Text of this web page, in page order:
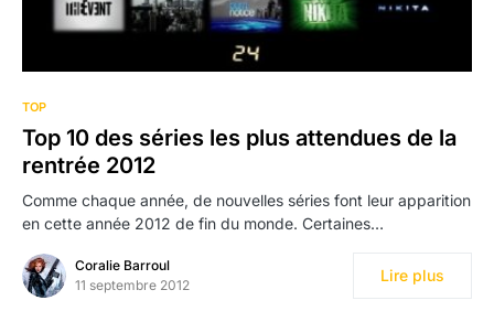
TOP
Top 10 des séries les plus attendues de la
rentrée 2012
Comme chaque année, de nouvelles séries font leur apparition
en cette année 2012 de fin du monde. Certaines…
Coralie Barroul
11 septembre 2012
Lire plus